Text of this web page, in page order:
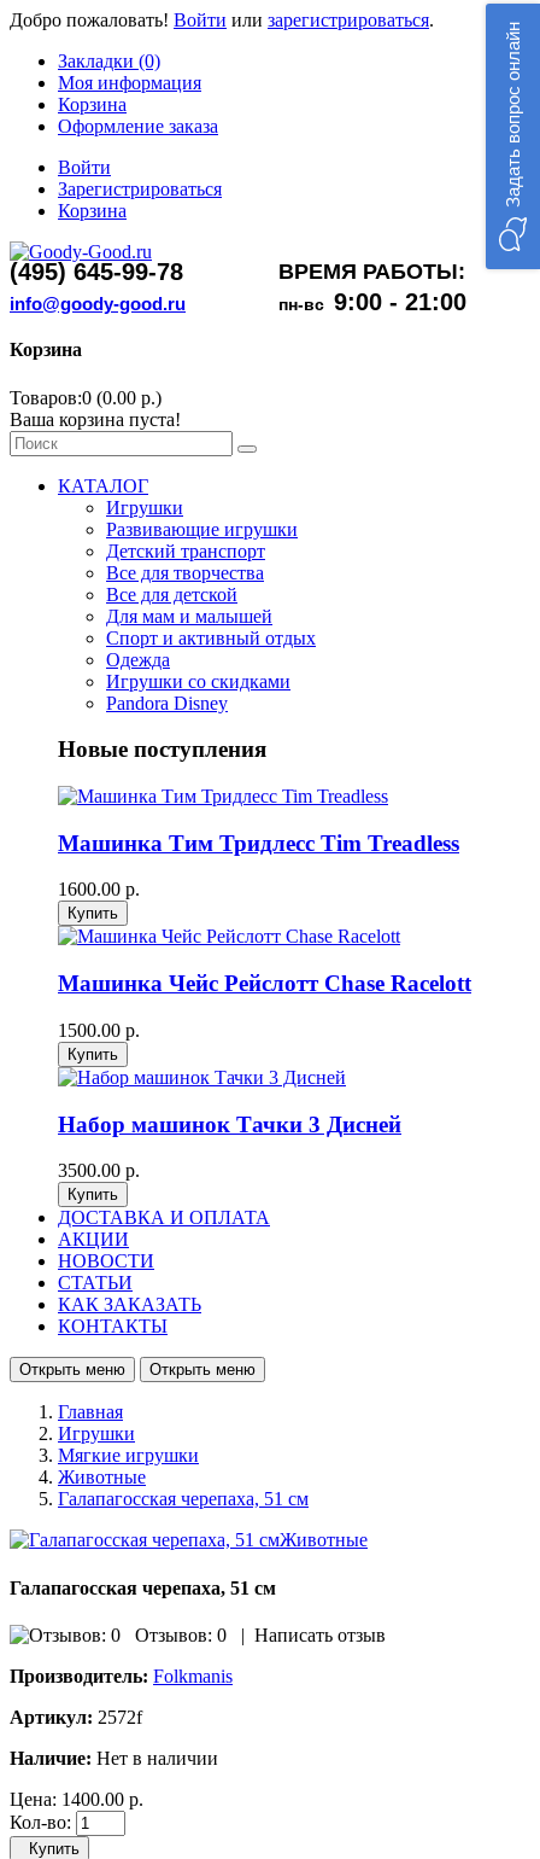
Добро пожаловать! Войти или зарегистрироваться.
Закладки (0)
Моя информация
Корзина
Оформление заказа
Войти
Зарегистрироваться
Корзина
(495) 645-99-78 ВРЕМЯ РАБОТЫ:
info@goody-good.ru пн-вс 9:00 - 21:00
Корзина
Товаров:0 (0.00 р.)
Ваша корзина пуста!
КАТАЛОГ
Игрушки
Развивающие игрушки
Детский транспорт
Все для творчества
Все для детской
Для мам и малышей
Спорт и активный отдых
Одежда
Игрушки со скидками
Pandora Disney
Новые поступления
Машинка Тим Тридлесс Tim Treadless
1600.00 р.
Машинка Чейс Рейслотт Chase Racelott
1500.00 р.
Набор машинок Тачки 3 Дисней
3500.00 р.
ДОСТАВКА И ОПЛАТА
АКЦИИ
НОВОСТИ
СТАТЬИ
КАК ЗАКАЗАТЬ
КОНТАКТЫ
Открыть меню Открыть меню
Главная
Игрушки
Мягкие игрушки
Животные
Галапагосская черепаха, 51 см
Галапагосская черепаха, 51 см
Отзывов: 0 | Написать отзыв
Производитель: Folkmanis
Артикул: 2572f
Наличие: Нет в наличии
Цена: 1400.00 р.
Кол-во:
Купить
Задать вопрос онлайн